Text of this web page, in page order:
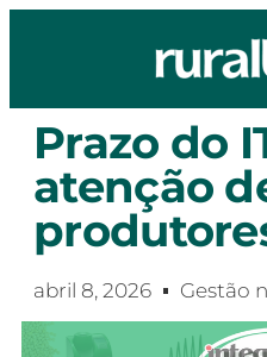
Prazo do
atenção
abril 8, 2026 Gestão